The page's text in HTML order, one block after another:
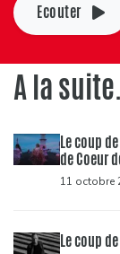
Ecouter
A la
Le coup
de Coeur
11 octobre
Le coup